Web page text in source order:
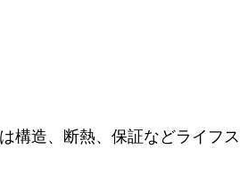
構造、断熱、保証などライフ